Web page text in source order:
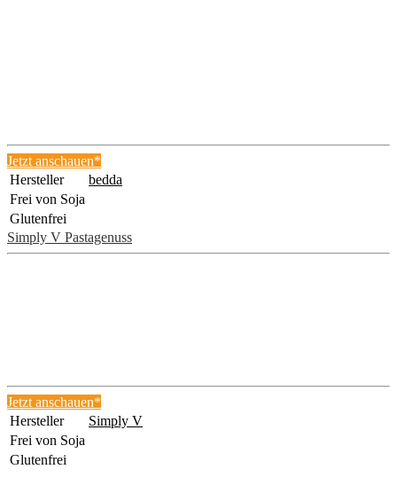
Jetzt anschauen*
Hersteller
bedda
Frei von Soja
Glutenfrei
Simply V Pastagenuss
Jetzt anschauen*
Hersteller
Simply V
Frei von Soja
Glutenfrei